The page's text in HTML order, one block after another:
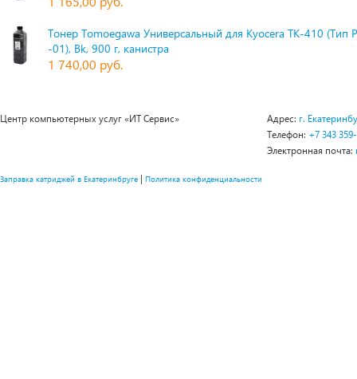
Тонер Tomoegawa Универсальный для Kyocera TK-410 (Тип
-01), Bk, 900 г, канистра
1 740,00 руб.
Центр компьютерных услуг «ИТ Сервис» Адрес: г.
Телефон: +7 343
Электронная почта:
Заправка катриджей в Екатеринбруге | Политика конфиденциальности